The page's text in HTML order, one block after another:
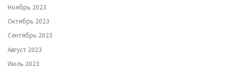
Ноябрь 2023
Октябрь 2023
Сентябрь 2023
Август 2023
Июль 2023